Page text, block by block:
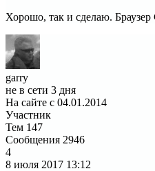
Хорошо, так и сделаю.
garry
не в сети 3 дня
На сайте с 04.01.2014
Участник
Тем 147
Сообщения 2946
4
8 июля 2017 13:12